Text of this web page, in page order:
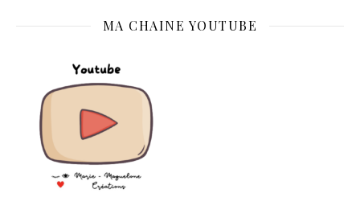
MA CHAINE YOUTUBE